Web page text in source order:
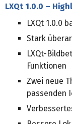
LXQt 1.0.0 –
LXQt 1.0.0
Stark
LXQt-
Funktionen
Zwei neue
passenden